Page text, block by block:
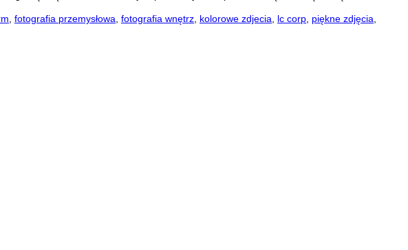
fotografia przemysłowa fotografia wnętrz kolorowe zdjecia lc corp piękne zdjęcia